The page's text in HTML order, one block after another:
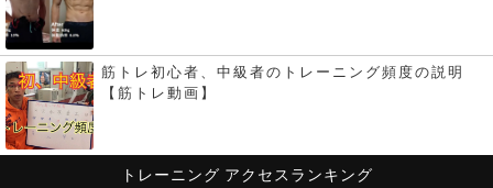
筋トレ初心者、中級者のトレーニング頻度の説明
【筋トレ動画】
トレーニング アクセスランキング